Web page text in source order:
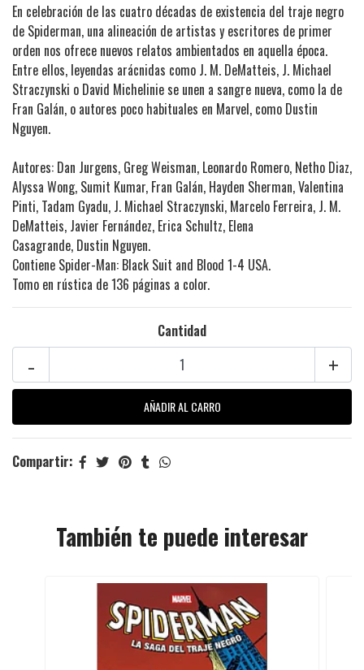
En celebración de las cuatro décadas de existencia del traje negro
de Spiderman, una alineación de artistas y escritores de primer
orden nos ofrece nuevos relatos ambientados en aquella época.
Entre ellos, leyendas arácnidas como J. M. DeMatteis, J. Michael
Straczynski o David Michelinie se unen a sangre nueva, como la de
Fran Galán, o autores poco habituales en Marvel, como Dustin
Nguyen.
Autores: Dan Jurgens, Greg Weisman, Leonardo Romero, Netho Diaz,
Alyssa Wong, Sumit Kumar, Fran Galán, Hayden Sherman, Valentina
Pinti, Tadam Gyadu, J. Michael Straczynski, Marcelo Ferreira, J. M.
DeMatteis, Javier Fernández, Erica Schultz, Elena
Casagrande, Dustin Nguyen.
Contiene Spider-Man: Black Suit and Blood 1-4 USA.
Tomo en rústica de 136 páginas a color.
Cantidad
+
-
Compartir:
También te puede interesar